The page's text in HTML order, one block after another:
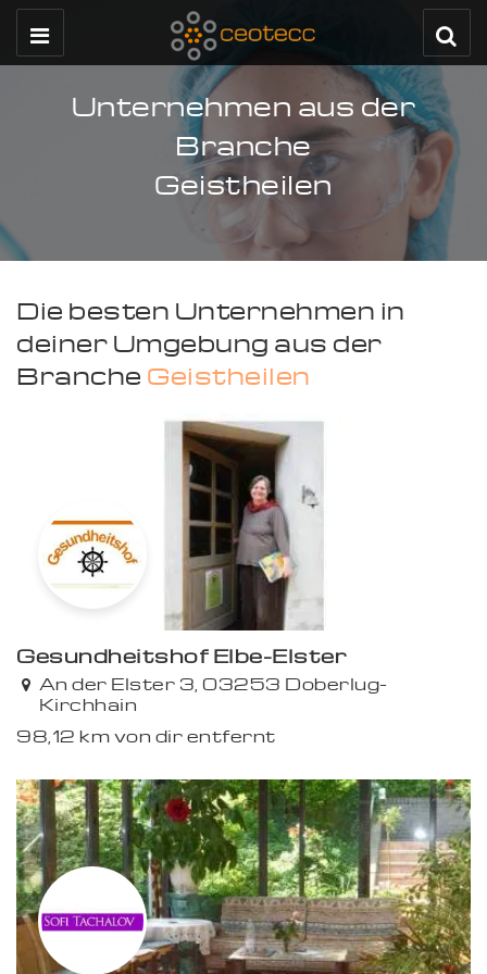
Unternehmen aus der
Branche
Geistheilen
Die besten Unternehmen in
deiner Umgebung aus der
Branche Geistheilen
Gesundheitshof Elbe-Elster
An der Elster 3, 03253 Doberlug-
Kirchhain
98,12 km von dir entfernt